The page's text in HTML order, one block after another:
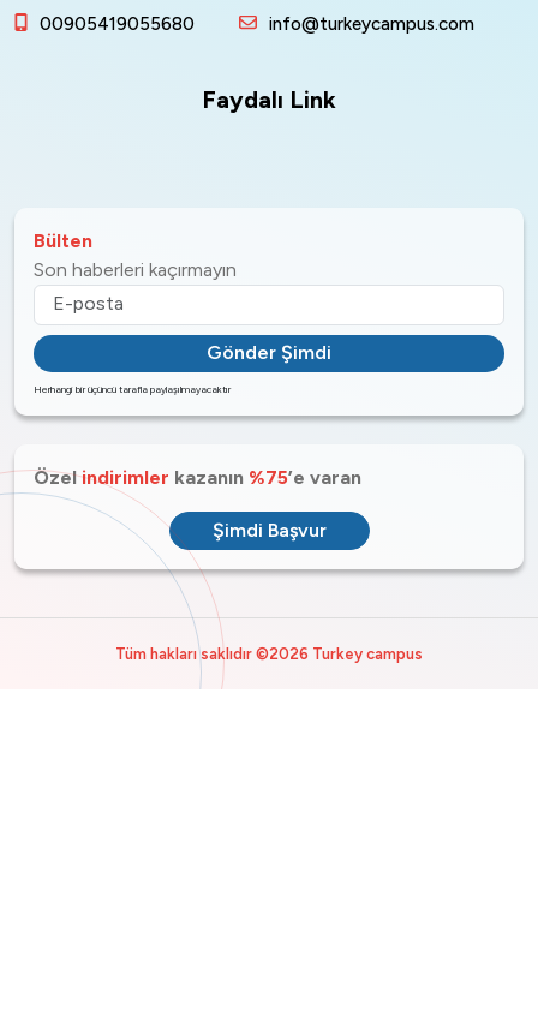
00905419055680
info@turkeycampus.com
Faydalı Link
Bülten
Son haberleri kaçırmayın
Gönder Şimdi
Herhangi bir üçüncü tarafla paylaşılmayacaktır
Özelindirimler kazanın %75’e varan
Şimdi Başvur
Tüm hakları saklıdır ©2026 Turkey campus